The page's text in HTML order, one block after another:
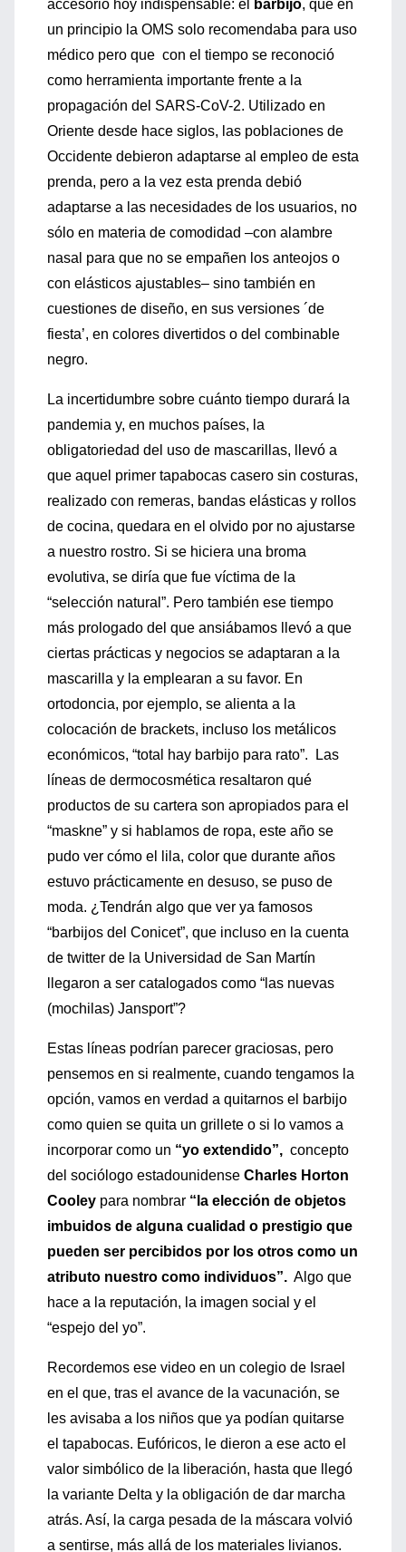
accesorio hoy indispensable: el
barbijo, que en
un principio la OMS solo recomendaba para uso
médico pero que con el tiempo se reconoció
como herramienta importante frente a la
propagación del SARS-CoV-2. Utilizado en
Oriente desde hace siglos, las poblaciones de
Occidente debieron adaptarse al empleo de esta
prenda, pero a la vez esta prenda debió
adaptarse a las necesidades de los usuarios, no
sólo en materia de comodidad –con alambre
nasal para que no se empañen los anteojos o
con elásticos ajustables– sino también en
cuestiones de diseño, en sus versiones ´de
fiesta’, en colores divertidos o del combinable
negro.
La incertidumbre sobre cuánto tiempo durará la
pandemia y, en muchos países, la
obligatoriedad del uso de mascarillas, llevó a
que aquel primer tapabocas casero sin costuras,
realizado con remeras, bandas elásticas y rollos
de cocina, quedara en el olvido por no ajustarse
a nuestro rostro. Si se hiciera una broma
evolutiva, se diría que fue víctima de la
“selección natural”. Pero también ese tiempo
más prologado del que ansiábamos llevó a que
ciertas prácticas y negocios se adaptaran a la
mascarilla y la emplearan a su favor. En
ortodoncia, por ejemplo, se alienta a la
colocación de brackets, incluso los metálicos
económicos, “total hay barbijo para rato”. Las
líneas de dermocosmética resaltaron qué
productos de su cartera son apropiados para el
“maskne” y si hablamos de ropa, este año se
pudo ver cómo el lila, color que durante años
estuvo prácticamente en desuso, se puso de
moda. ¿Tendrán algo que ver ya famosos
“barbijos del Conicet”, que incluso en la cuenta
de twitter de la Universidad de San Martín
llegaron a ser catalogados como “las nuevas
(mochilas) Jansport”?
Estas líneas podrían parecer graciosas, pero
pensemos en si realmente, cuando tengamos la
opción, vamos en verdad a quitarnos el barbijo
como quien se quita un grillete o si lo vamos a
incorporar como un “yo extendido”, concepto
del sociólogo estadounidense Charles Horton
Cooley para nombrar “la elección de objetos
imbuidos de alguna cualidad o prestigio que
pueden ser percibidos por los otros como un
atributo nuestro como individuos”. Algo que
hace a la reputación, la imagen social y el
“espejo del yo”.
Recordemos ese video en un colegio de Israel
en el que, tras el avance de la vacunación, se
les avisaba a los niños que ya podían quitarse
el tapabocas. Eufóricos, le dieron a ese acto el
valor simbólico de la liberación, hasta que llegó
la variante Delta y la obligación de dar marcha
atrás. Así, la carga pesada de la máscara volvió
a sentirse, más allá de los materiales livianos.